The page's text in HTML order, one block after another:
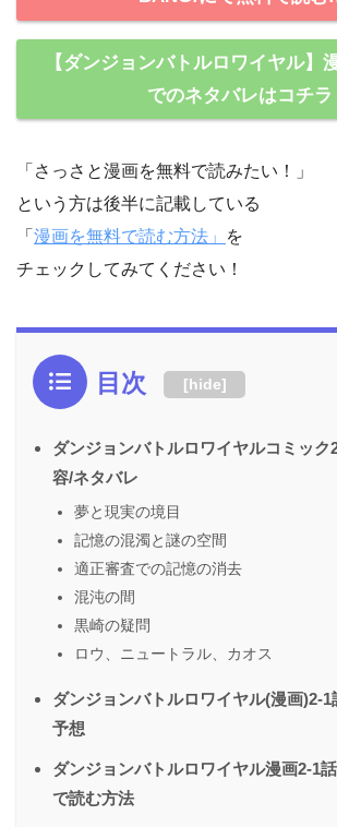
【ダンジョンバトルロワイヤル】
でのネタバレはコチラ
「さっさと漫画を無料で読みたい！」
という方は後半に記載している
「 漫画を無料で読む方法」
を
チェックしてみてください！
目次 [hide]
ダンジョンバトルロワイヤルコミック
容/ネタバレ
夢と現実の境目
記憶の混濁と謎の空間
適正審査での記憶の消去
混沌の間
黒崎の疑問
ロウ、ニュートラル、カオス
ダンジョンバトルロワイヤル(漫画)2-
予想
ダンジョンバトルロワイヤル漫画2-1
で読む方法